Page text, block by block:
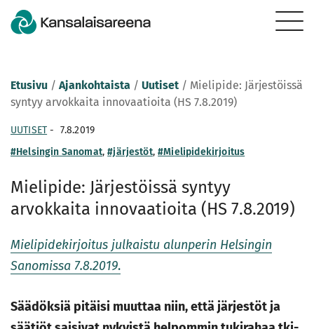
Etusivu / Ajankohtaista / Uutiset / Mielipide: Järjestöissä
syntyy arvokkaita innovaatioita (HS 7.8.2019)
UUTISET - 7.8.2019
#Helsingin Sanomat,#järjestöt,#Mielipidekirjoitus
Mielipide: Järjestöissä syntyy
arvokkaita innovaatioita (HS 7.8.2019)
Mielipidekirjoitus julkaistu alunperin Helsingin
Sanomissa 7.8.2019.
Säädöksiä pitäisi muuttaa niin, että järjestöt ja